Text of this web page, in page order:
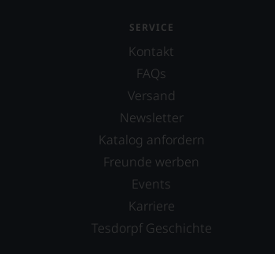
SERVICE
Kontakt
FAQs
Versand
Newsletter
Katalog anfordern
Freunde werben
Events
Karriere
Tesdorpf Geschichte